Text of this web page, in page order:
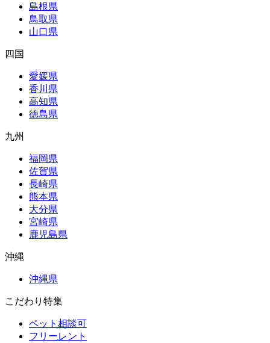
島根県
鳥取県
山口県
四国
愛媛県
香川県
高知県
徳島県
九州
福岡県
佐賀県
長崎県
熊本県
大分県
宮崎県
鹿児島県
沖縄
沖縄県
こだわり特集
ペット相談可
フリーレント